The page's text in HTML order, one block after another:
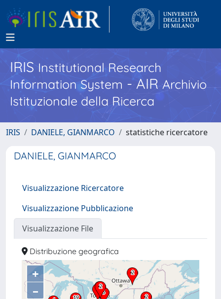
IRISInstitutional Research
Information System - AIR Archivio
Istituzionale della Ricerca
IRIS DANIELE, GIANMARCO statistiche ricercatore
DANIELE, GIANMARCO
Visualizzazione Ricercatore
Visualizzazione Pubblicazione
Visualizzazione File
Distribuzione geografica
+
–